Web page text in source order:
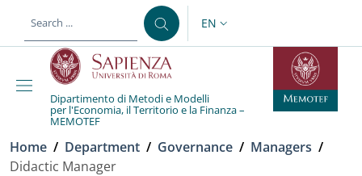
LANGUAGE SWITCHER:
EN
Dipartimento di Metodi e Modelli
per l'Economia, il Territorio e la Finanza –
MEMOTEF
Breadcrumb
Home / Department / Governance / Managers /
Didactic Manager